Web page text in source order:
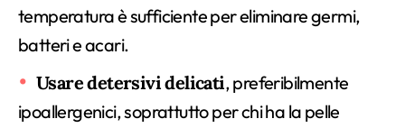
temperatura è sufficiente per eliminare germi,
batteri e acari.
Usare detersivi delicati, preferibilmente
ipoallergenici, soprattutto per chi ha la pelle